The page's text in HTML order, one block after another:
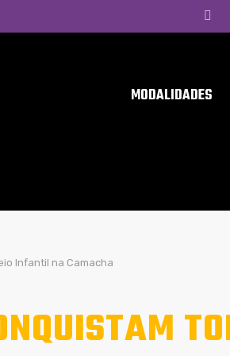
MODALIDADES
Infantil na Camacha